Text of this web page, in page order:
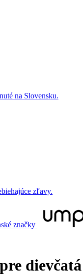
na Slovensku.
zľavy.
značky
dievčatá